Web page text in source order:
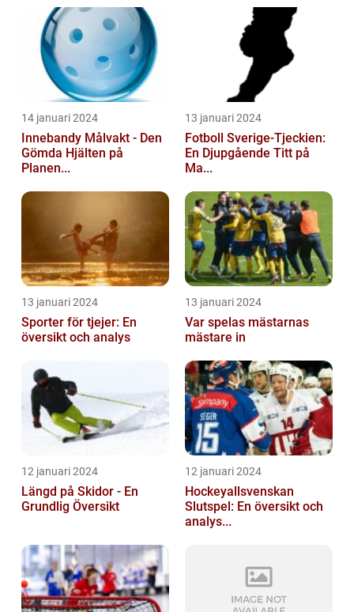
14 januari 2024
Innebandy Målvakt - Den
Gömda Hjälten på
Planen...
13 januari 2024
Fotboll Sverige-Tjeckien:
En Djupgående Titt på
Ma...
13 januari 2024
Sporter för tjejer: En
översikt och analys
13 januari 2024
Var spelas mästarnas
mästare in
12 januari 2024
Längd på Skidor - En
Grundlig Översikt
12 januari 2024
Hockeyallsvenskan
Slutspel: En översikt och
analys...